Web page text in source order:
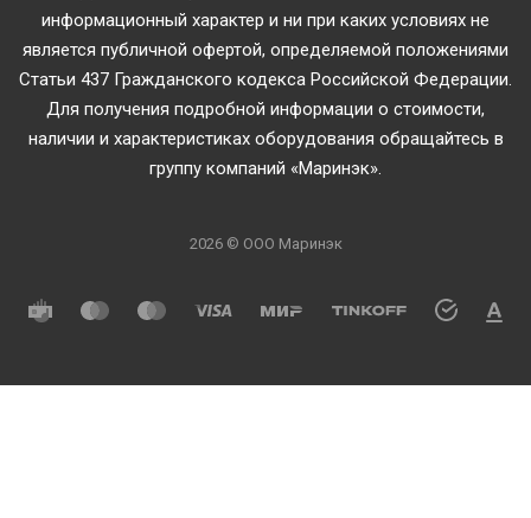
информационный характер и ни при каких условиях не
является публичной офертой, определяемой положениями
Статьи 437 Гражданского кодекса Российской Федерации.
Для получения подробной информации о стоимости,
наличии и характеристиках оборудования обращайтесь в
группу компаний «Маринэк».
2026 © ООО Маринэк